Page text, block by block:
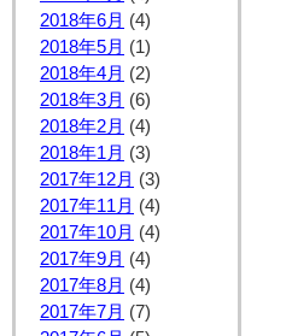
2018年6月 (4)
2018年5月 (1)
2018年4月 (2)
2018年3月 (6)
2018年2月 (4)
2018年1月 (3)
2017年12月 (3)
2017年11月 (4)
2017年10月 (4)
2017年9月 (4)
2017年8月 (4)
2017年7月 (7)